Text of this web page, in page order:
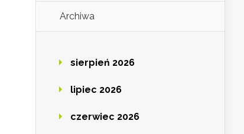
Archiwa
sierpień 2026
lipiec 2026
czerwiec 2026